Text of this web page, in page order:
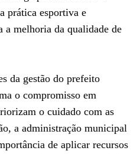
prática esportiva e
a melhoria da qualidade de
da gestão do prefeito
o compromisso em
o cuidado com as
a administração municipal
de aplicar recursos